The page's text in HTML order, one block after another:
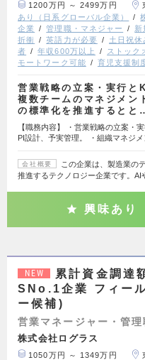
1200万円 ～ 2499万円
あり（日系グローバル企業）
企業
管理職・マネジャー 新
折衝
英語力が必要 土日祝休
者
年収600万以上 ストック
モートワーク可能
育児支援制
営業戦略の立案・実行と
複数チームのマネジメン
の標準化を推進するとと
【職務内容】 ・営業戦略の立案・
PI設計、予実管理。 ・組織マネジ
会社概要
この企業は、製造業の
推進するテクノロジー企業です。AI
興味あり
NEW
累計資金調達
SNo.1企業 フィー
ー候補)
営業マネージャー・管理
株式会社ログラス
1050万円 ～ 1349万円